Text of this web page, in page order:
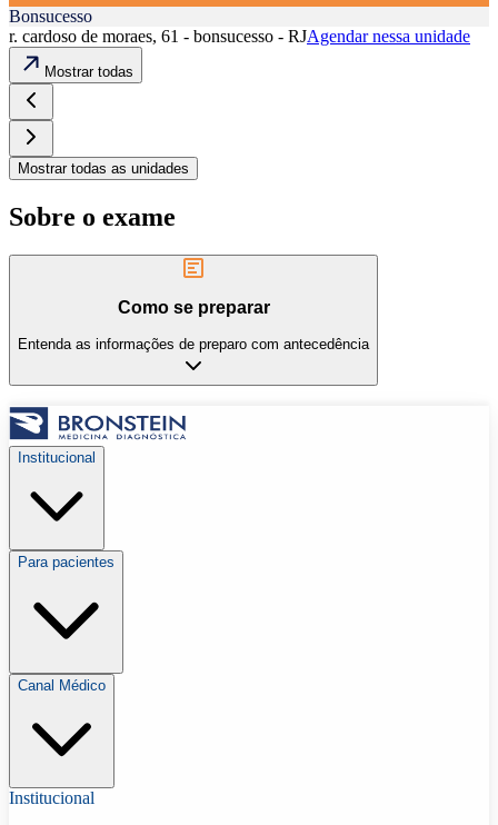
Bonsucesso
r. cardoso de moraes, 61 - bonsucesso - RJAgendar nessa unidade
Mostrar todas
Mostrar todas as unidades
Sobre o exame
Como se preparar
Entenda as informações de preparo com antecedência
Institucional
Para pacientes
Canal Médico
Institucional